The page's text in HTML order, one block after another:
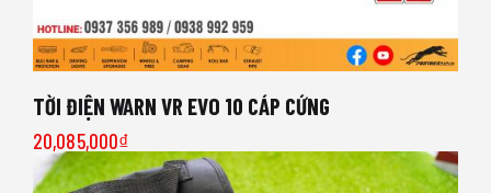
TỜI ĐIỆN WARN VR EVO 10 CÁP CỨNG
20,085,000₫